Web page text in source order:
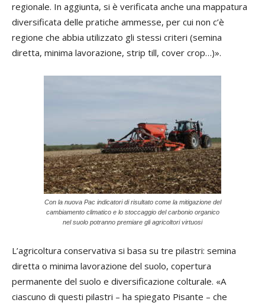
regionale. In aggiunta, si è verificata anche una mappatura
diversificata delle pratiche ammesse, per cui non c’è
regione che abbia utilizzato gli stessi criteri (semina
diretta, minima lavorazione, strip till, cover crop…)».
Con la nuova Pac indicatori di risultato come la mitigazione del
cambiamento climatico e lo stoccaggio del carbonio organico
nel suolo potranno premiare gli agricoltori virtuosi
L’agricoltura conservativa si basa su tre pilastri: semina
diretta o minima lavorazione del suolo, copertura
permanente del suolo e diversificazione colturale. «A
ciascuno di questi pilastri – ha spiegato Pisante – che